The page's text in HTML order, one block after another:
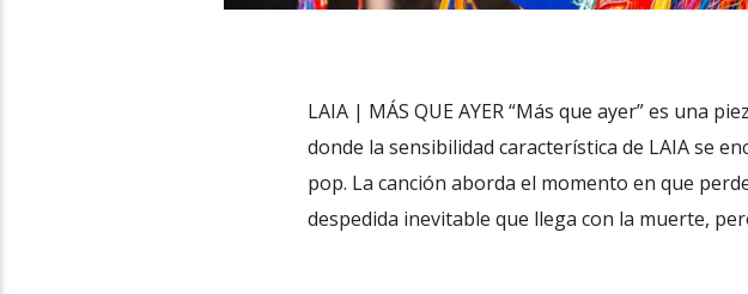
LAIA | MÁS QUE AYER “Más que ayer” es una
donde la sensibilidad característica de LAIA se
pop. La canción aborda el momento en que
despedida inevitable que llega con la muerte,